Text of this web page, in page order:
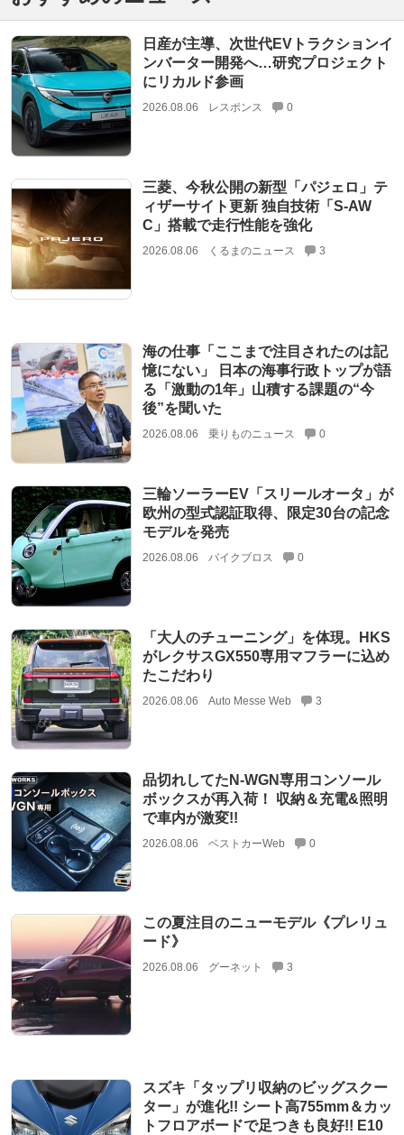
日産が主導、次世代EVトラクションイ
ンバーター開発へ…研究プロジェクト
にリカルド参画
2026.08.06 レスポンス 0
三菱、今秋公開の新型「パジェロ」テ
ィザーサイト更新 独自技術「S-AW
C」搭載で走行性能を強化
2026.08.06 くるまのニュース 3
海の仕事「ここまで注目されたのは記
憶にない」 日本の海事行政トップが語
る「激動の1年」山積する課題の“今
後”を聞いた
2026.08.06 乗りものニュース 0
三輪ソーラーEV「スリールオータ」が
欧州の型式認証取得、限定30台の記念
モデルを発売
2026.08.06 バイクブロス 0
「大人のチューニング」を体現。HKS
がレクサスGX550専用マフラーに込め
たこだわり
2026.08.06 Auto Messe Web 3
品切れしてたN-WGN専用コンソール
ボックスが再入荷！ 収納＆充電&照明
で車内が激変!!
2026.08.06 ベストカーWeb 0
この夏注目のニューモデル《プレリュ
ード》
2026.08.06 グーネット 3
スズキ「タップリ収納のビッグスクー
ター」が進化!! シート高755mm＆カッ
トフロアボードで足つきも良好!! E10